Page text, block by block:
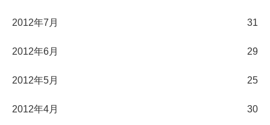
2012年7月 31
2012年6月 29
2012年5月 25
2012年4月 30